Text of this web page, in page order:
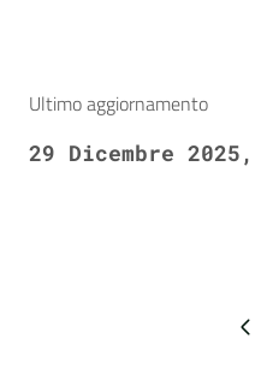
Ultimo aggiornamento
29 Dicembre 2025,
Pagina